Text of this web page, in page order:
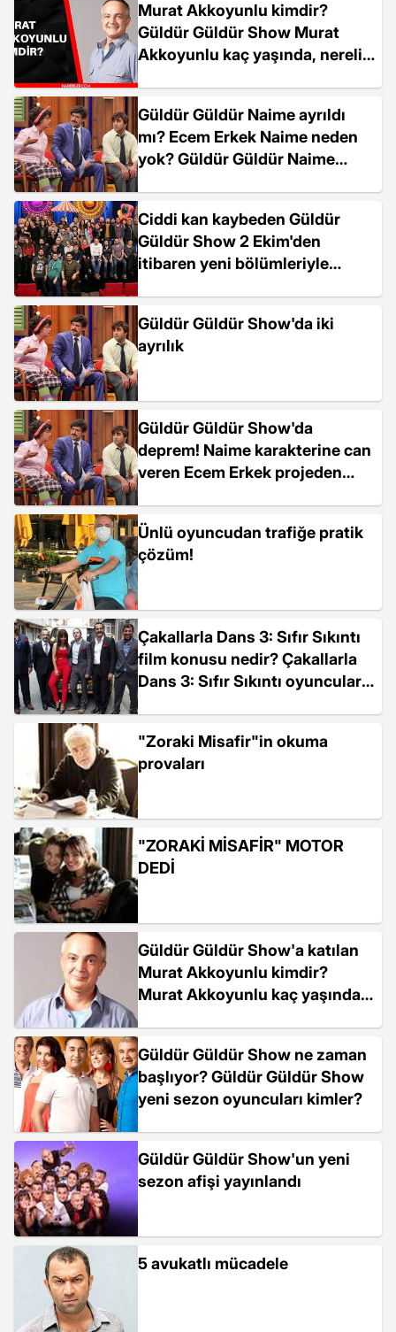
Murat Akkoyunlu kimdir?
Güldür Güldür Show Murat
Akkoyunlu kaç yaşında, nereli?
Güldür Güldür Naime ayrıldı
mı? Ecem Erkek Naime neden
yok? Güldür Güldür Naime
Ciddi kan kaybeden Güldür
Güldür Show 2 Ekim'den
itibaren yeni bölümleriyle
Güldür Güldür Show'da iki
ayrılık
Güldür Güldür Show'da
deprem! Naime karakterine can
veren Ecem Erkek projeden
Ünlü oyuncudan trafiğe pratik
çözüm!
Çakallarla Dans 3: Sıfır Sıkıntı
film konusu nedir? Çakallarla
Dans 3: Sıfır Sıkıntı oyuncuları
"Zoraki Misafir"in okuma
provaları
"ZORAKİ MİSAFİR" MOTOR
DEDİ
Güldür Güldür Show'a katılan
Murat Akkoyunlu kimdir?
Murat Akkoyunlu kaç yaşında,
Güldür Güldür Show ne zaman
başlıyor? Güldür Güldür Show
yeni sezon oyuncuları kimler?
Güldür Güldür Show'un yeni
sezon afişi yayınlandı
5 avukatlı mücadele